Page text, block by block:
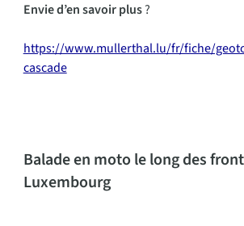
Envie d’en savoir plus?
https://www.mullerthal.lu/fr/fiche/
cascade
Balade en moto le long des
Luxembourg